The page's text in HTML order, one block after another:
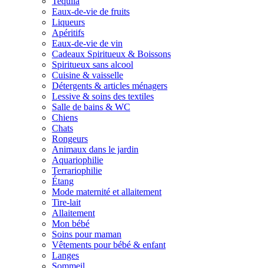
Eaux-de-vie de fruits
Liqueurs
Apéritifs
Eaux-de-vie de vin
Cadeaux Spiritueux & Boissons
Spiritueux sans alcool
Cuisine & vaisselle
Détergents & articles ménagers
Lessive & soins des textiles
Salle de bains & WC
Chiens
Chats
Rongeurs
Animaux dans le jardin
Aquariophilie
Terrariophilie
Étang
Mode maternité et allaitement
Tire-lait
Allaitement
Mon bébé
Soins pour maman
Vêtements pour bébé & enfant
Langes
Sommeil